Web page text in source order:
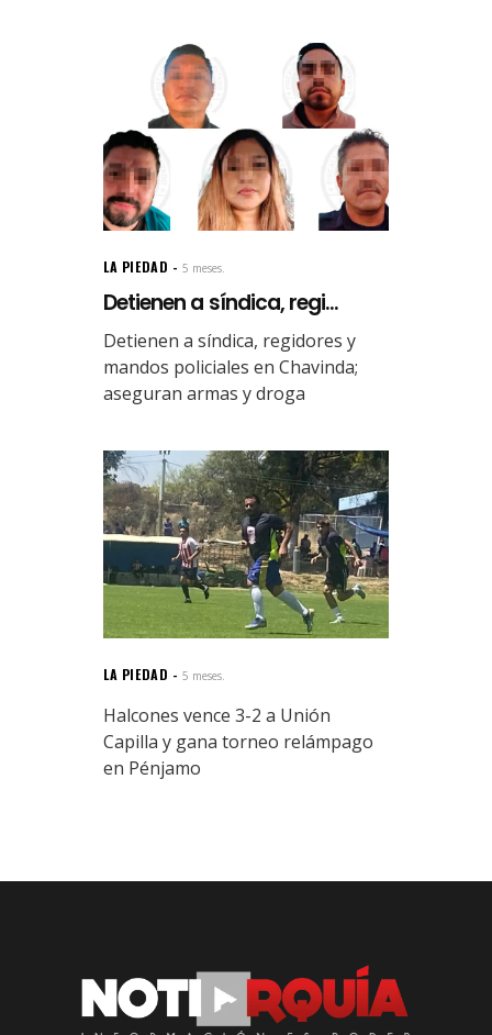
LA PIEDAD 5 meses.
Detienen a síndica, regi...
Detienen a síndica, regidores y
mandos policiales en Chavinda;
aseguran armas y droga
LA PIEDAD 5 meses.
Halcones vence 3-2 a Unión
Capilla y gana torneo relámpago
en Pénjamo